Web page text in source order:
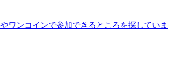
ワンコインで参加できるところを探していま